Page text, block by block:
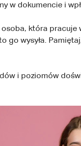
w dokumencie i
która
wysyła.
i poziomów